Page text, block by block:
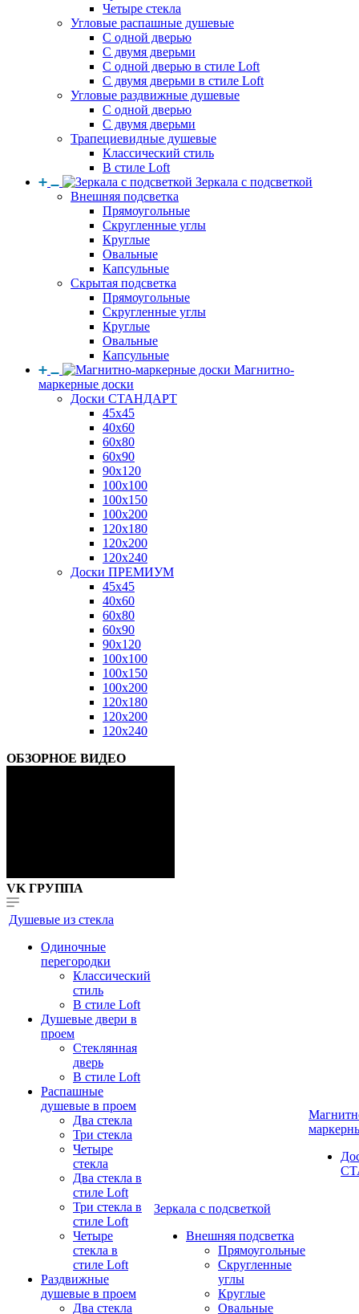
Четыре стекла
Угловые распашные душевые
С одной дверью
С двумя дверьми
С одной дверью в стиле Loft
С двумя дверьми в стиле Loft
Угловые раздвижные душевые
С одной дверью
С двумя дверьми
Трапециевидные душевые
Классический стиль
В стиле Loft
Зеркала с подсветкой
Внешняя подсветка
Прямоугольные
Скругленные углы
Круглые
Овальные
Капсульные
Скрытая подсветка
Прямоугольные
Скругленные углы
Круглые
Овальные
Капсульные
Магнитно-
маркерные доски
Доски СТАНДАРТ
45x45
40x60
60x80
60x90
90x120
100x100
100x150
100x200
120x180
120x200
120x240
Доски ПРЕМИУМ
45x45
40x60
60x80
60x90
90x120
100x100
100x150
100x200
120x180
120x200
120x240
ОБЗОРНОЕ ВИДЕО
VK ГРУППА
Душевые из стекла
Одиночные
перегородки
Классический
стиль
В стиле Loft
Душевые двери в
проем
Стеклянная
дверь
В стиле Loft
Распашные
душевые в проем
Два стекла
Три стекла
Четыре
стекла
Два стекла в
стиле Loft
Три стекла в
стиле Loft
Четыре
стекла в
стиле Loft
Раздвижные
душевые в проем
Два стекла
Зеркала с подсветкой
Внешняя подсветка
Прямоугольные
Скругленные
углы
Круглые
Овальные